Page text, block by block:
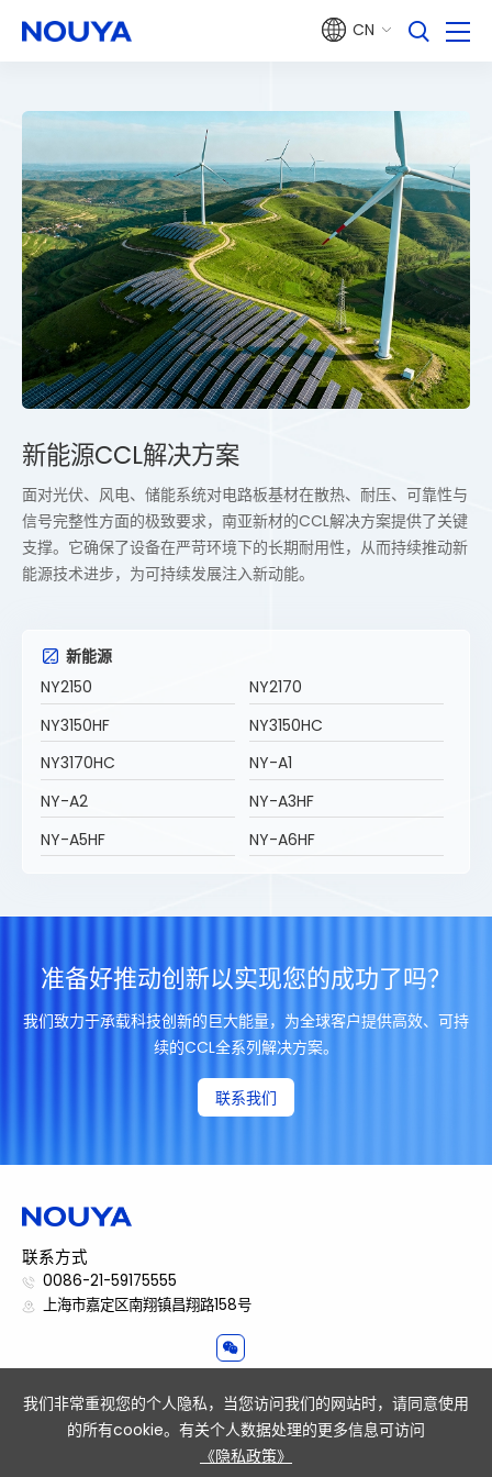
我们非常重视您的个人隐私，当您访问我们的网站时，请同意使用
的所有cookie。有关个人数据处理的更多信息可访问
《隐私政策》
CN
新能源CCL解决方案
面对光伏、风电、储能系统对电路板基材在散热、耐压、可靠性与
信号完整性方面的极致要求，南亚新材的CCL解决方案提供了关键
支撑。它确保了设备在严苛环境下的长期耐用性，从而持续推动新
能源技术进步，为可持续发展注入新动能。
新能源
NY2150
NY2170
NY3150HF
NY3150HC
NY3170HC
NY-A1
NY-A2
NY-A3HF
NY-A5HF
NY-A6HF
准备好推动创新以实现您的成功了吗？
我们致力于承载科技创新的巨大能量，为全球客户提供高效、可持
续的CCL全系列解决方案。
联系我们
联系方式
0086-21-59175555
上海市嘉定区南翔镇昌翔路158号
联系我们